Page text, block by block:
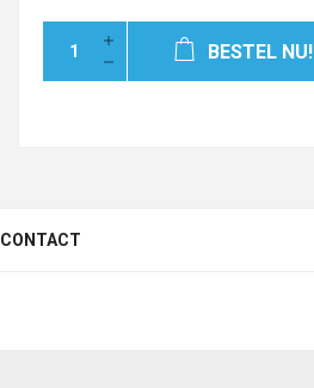
BESTEL NU!
CONTACT